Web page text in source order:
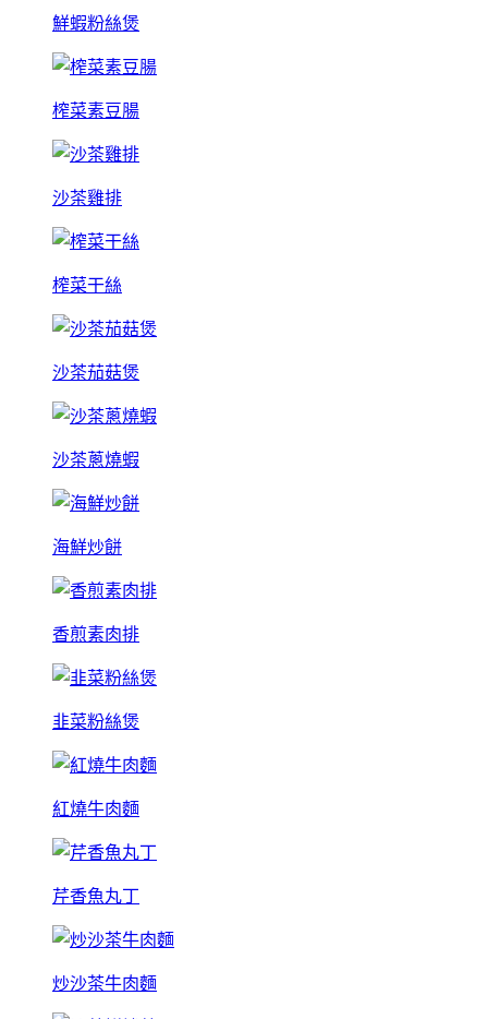
鮮蝦粉絲煲
榨菜素豆腸
沙茶雞排
榨菜干絲
沙茶茄菇煲
沙茶蔥燒蝦
海鮮炒餅
香煎素肉排
韭菜粉絲煲
紅燒牛肉麵
芹香魚丸丁
炒沙茶牛肉麵